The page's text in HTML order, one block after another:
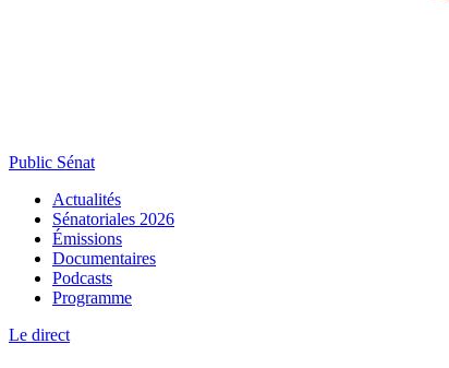
Public Sénat
Actualités
Sénatoriales 2026
Émissions
Documentaires
Podcasts
Programme
Le direct